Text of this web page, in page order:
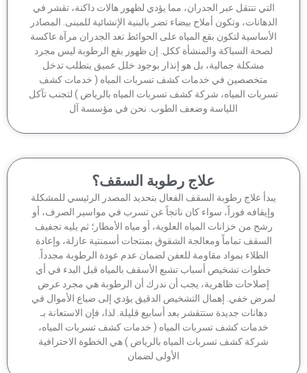
تنتقل عبر الجدران، مما يؤدي لظهور هالات داكنة، تقشر في
وتكون أملاح بيضاء تضر بالبنية الإنشائية للمبنى. المصادر
لتكون بقع المياه على الحوائط تعد الجدران مرآة عاكسة
لصحة السباكة والمنشأة ككل. إن ظهور بقع الرطوبة ليس مجرد
مشكلة جمالية، بل هو إنذار بوجود خلل عميق يتطلب تدخل
متخصصين في خدمات كشف تسربات المياه ( خدمات كشف
المياه، شركة كشف تسربات المياه بالرياض ) لتجنب تآكل
اللياسة وضعف الطوب. نحن في مؤسسة آل
علاج رطوبة السقف؟
علاج رطوبة السقف الفعال بتحديد المصدر الرئيسي للمشكلة
فوراً، سواء كان ناتجاً عن تسرب في مواسير الصرف، أو
رشح من خزانات المياه العلوية، أو مياه الأمطار؛ ثم يليه تجفيف
السقف تماماً ومعالجة الشقوق بمنتجات أسمنتية عازلة، وإعادة
الطلاء بمواد مقاومة للعفن لضمان عدم عودة الرطوبة مجدداً.
خطوات تشخيص أسباب تشبع الأسقف بالمياه قبل البدء في أي
إصلاحات ظاهرية، يجب أن ندرك أن الرطوبة هي مجرد عرض
خفي. إهمال التشخيص الدقيق يؤدي إلى ضياع الأموال في
دهانات جديدة ستتقشر بعد أسابيع قليلة. لذا، فإن الاستعانة بـ
خدمات كشف تسربات المياه ( خدمات كشف تسربات المياه،
شركة كشف تسربات المياه بالرياض ) هي الخطوة الاحترافية
الأولى لضمان